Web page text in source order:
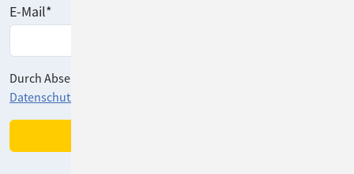
E-Mail*
Durch Absenden des Formulars stimmen Sie unserer
Datenschutzerklärung